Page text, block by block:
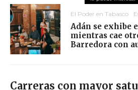
El Poder en Tabasco
Adán se exhibe
mientras cae
Barredora con
Carreras con mayor